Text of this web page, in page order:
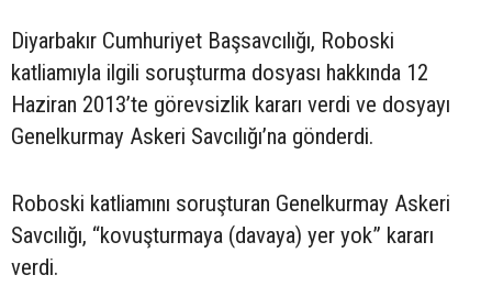
Diyarbakır Cumhuriyet Başsavcılığı, Roboski
katliamıyla ilgili soruşturma dosyası hakkında 12
Haziran 2013’te görevsizlik kararı verdi ve dosyayı
Genelkurmay Askeri Savcılığı’na gönderdi.
Roboski katliamını soruşturan Genelkurmay Askeri
Savcılığı, “kovuşturmaya (davaya) yer yok” kararı
verdi.